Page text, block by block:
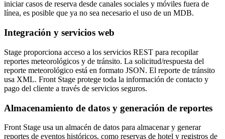
iniciar casos de reserva desde canales sociales y móviles fuera de
línea, es posible que ya no sea necesario el uso de un MDB.
Integración y servicios web
Stage proporciona acceso a los servicios REST para recopilar
reportes meteorológicos y de tránsito. La solicitud/respuesta del
reporte meteorológico está en formato JSON. El reporte de tránsito
usa XML. Front Stage protege toda la información de contacto y
pago del cliente a través de servicios seguros.
Almacenamiento de datos y generación de reportes
Front Stage usa un almacén de datos para almacenar y generar
reportes de eventos históricos, como reservas de hotel y registros de